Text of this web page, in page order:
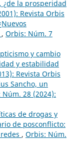
¿de la prosperidad
Revista Orbis
, Orbis: Núm. 7
y cambio
y estabilidad
Revista Orbis
Sancho, un
28 (2024):
de drogas y
de posconflicto:
, Orbis: Núm.